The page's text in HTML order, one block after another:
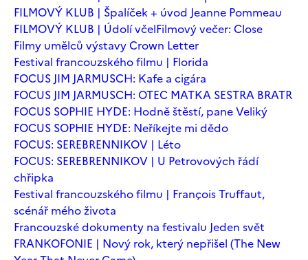
FILMOVÝ KLUB | Špalíček + úvod Jeanne Pommeau
FILMOVÝ KLUB | Údolí včelFilmový večer: Close
Filmy umělců výstavy Crown Letter
Festival francouzského filmu | Florida
FOCUS JIM JARMUSCH: Kafe a cigára
FOCUS JIM JARMUSCH: OTEC MATKA SESTRA BRATR
FOCUS SOPHIE HYDE: Hodně štěstí, pane Veliký
FOCUS SOPHIE HYDE: Neříkejte mi dědo
FOCUS: SEREBRENNIKOV | Léto
FOCUS: SEREBRENNIKOV | U Petrovových řádí
chřipka
Festival francouzského filmu | François Truffaut,
scénář mého života
Francouzské dokumenty na festivalu Jeden svět
FRANKOFONIE | Nový rok, který nepřišel (The New